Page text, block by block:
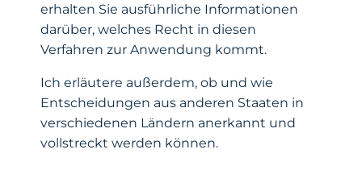
erhalten Sie ausführliche Informationen
darüber, welches Recht in diesen
Verfahren zur Anwendung kommt.
Ich erläutere außerdem, ob und wie
Entscheidungen aus anderen Staaten in
verschiedenen Ländern anerkannt und
vollstreckt werden können.